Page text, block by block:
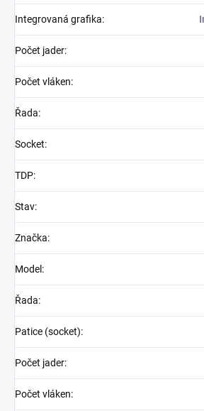
Integrovaná grafika:
Počet jader:
Počet vláken:
Řada:
Socket:
TDP:
Stav:
Značka:
Model :
Řada:
Patice (socket):
Počet jader:
Počet vláken: